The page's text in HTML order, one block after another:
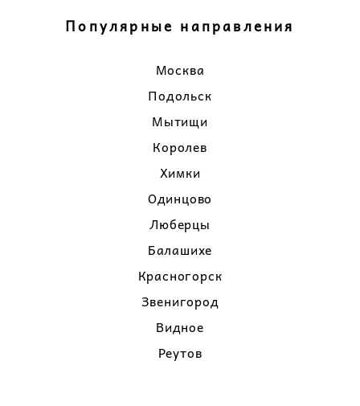
Популярные направления
Москва
Подольск
Мытищи
Королев
Химки
Одинцово
Люберцы
Балашихе
Красногорск
Звенигород
Видное
Реутов